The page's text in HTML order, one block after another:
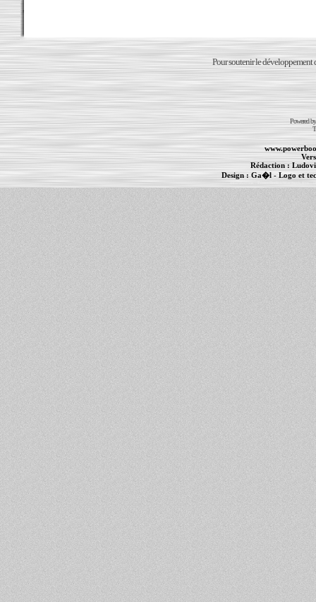
Pour soutenir le développement
Powered
Rédaction :
Design : Ga�l - Logo et
MacBook Pro